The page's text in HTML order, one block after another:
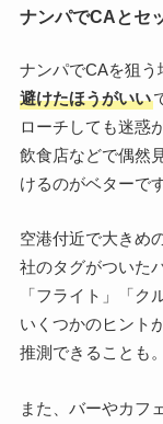
ナンパでCAとセ
ナンパでCAを狙う
避けたほうがいい
ローチしても迷惑
飲食店などで偶然
けるのがベターです
空港付近で大きめ
社のタグがついた
「フライト」「ク
いくつかのヒント
推測できることも。
また、バーやカフ